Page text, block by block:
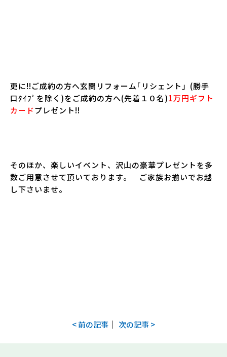
更に!!ご成約の方へ玄関リフォーム｢リシェント」(勝手
口ﾀｲﾌﾟを除く)をご成約の方へ(先着１０名)1万円ギフト
カードプレゼント!!
そのほか、楽しいイベント、沢山の豪華プレゼントを多
数ご用意させて頂いております。 ご家族お揃いでお越
し下さいませ。
< 前の記事 ｜ 次の記事 >